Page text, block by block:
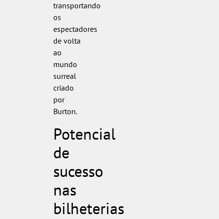
transportando
os
espectadores
de volta
ao
mundo
surreal
criado
por
Burton.
Potencial
de
sucesso
nas
bilheterias